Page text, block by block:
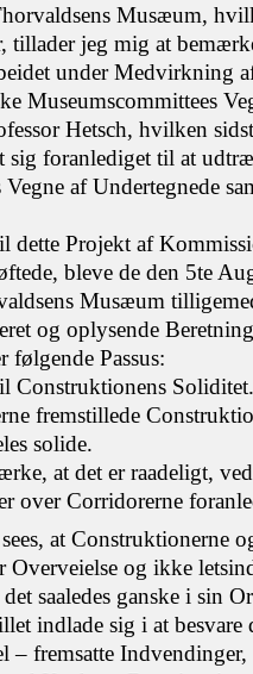
Musæum,
tillader jeg mig at
under Medvirkning
Museumscommittees
Hetsch, hvilken
foranlediget til at
af Undertegnede
dette Projekt af
bleve de den 5te
Musæum
og oplysende
følgende Passus:
Construktionens
fremstillede
solide.
at det er raadeligt,
over Corridorerne
at Construktionerne
Overveielse og ikke
saaledes ganske i sin
indlade sig i at besvare
– fremsatte